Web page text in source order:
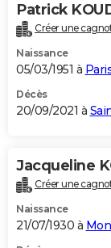
Patrick
Créer une
Naissance
05/03/1951 à
Décès
20/09/2021 à
Jacqueline
Créer une
Naissance
21/07/1930 à